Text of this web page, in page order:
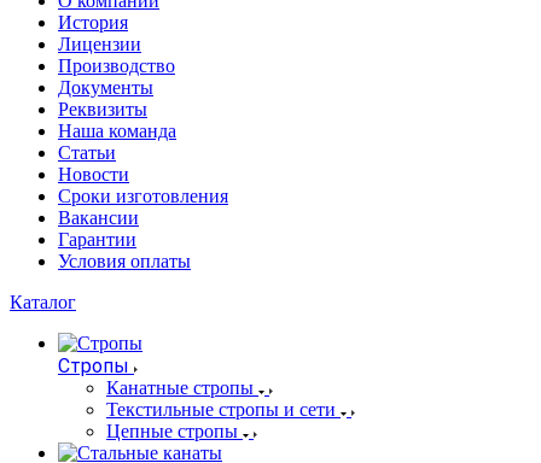
История
Лицензии
Производство
Документы
Реквизиты
Наша команда
Статьи
Новости
Сроки изготовления
Вакансии
Гарантии
Условия оплаты
Каталог
Стропы
Канатные стропы
Текстильные стропы и сети
Цепные стропы